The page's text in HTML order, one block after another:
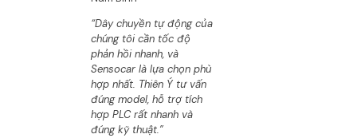
“Dây chuyền tự động của
chúng tôi cần tốc độ
phản hồi nhanh, và
Sensocar là lựa chọn phù
hợp nhất. Thiên Ý tư vấn
đúng model, hỗ trợ tích
hợp PLC rất nhanh và
đúng kỹ thuật.”